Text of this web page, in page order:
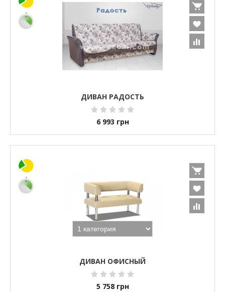
ДИВАН РАДОСТЬ
6 993 грн
ДИВАН ОФИСНЫЙ
5 758 грн